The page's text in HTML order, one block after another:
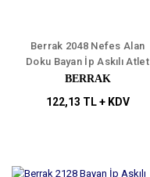
Berrak 2048 Nefes Alan
Doku Bayan İp Askılı Atlet
BERRAK
122,13 TL + KDV